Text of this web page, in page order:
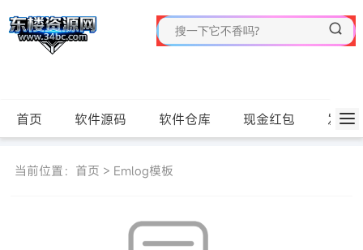
首页 软件源码 软件仓库 现金红包 发布
当前位置： 首页 > Emlog模板